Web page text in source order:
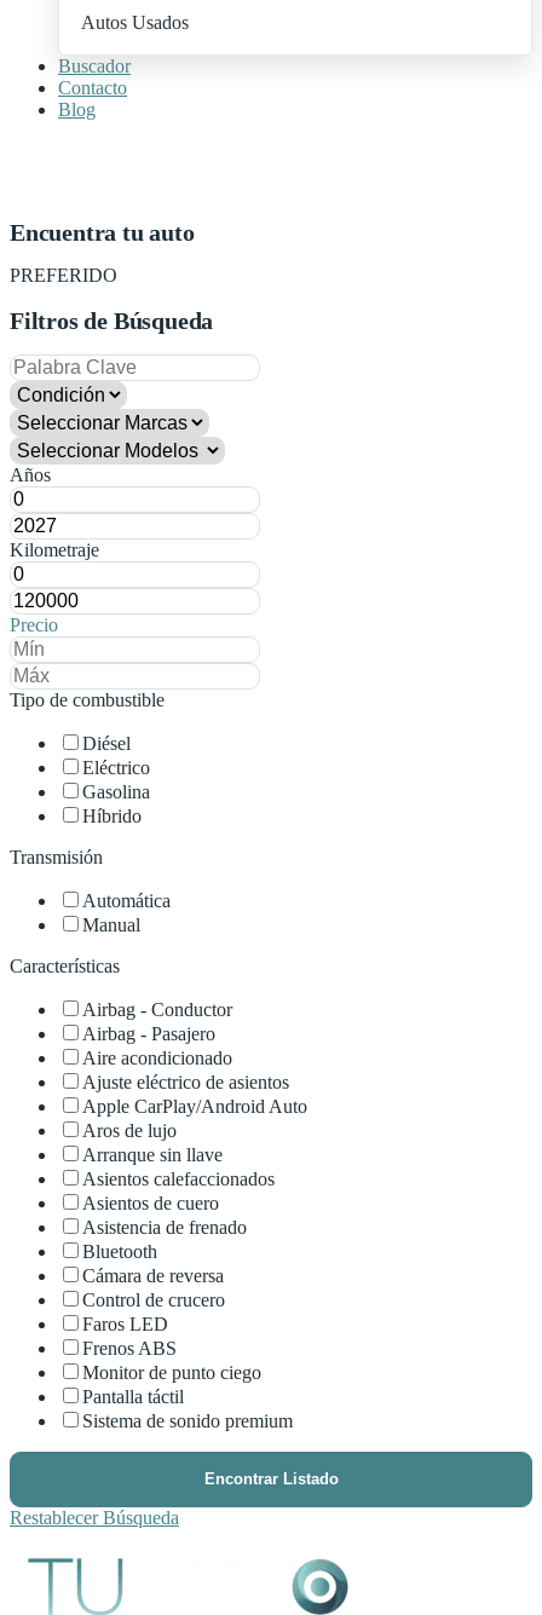
Autos Usados
Buscador
Contacto
Blog
Encuentra tu auto
PREFERIDO
Filtros de Búsqueda
Años
Kilometraje
Precio
Tipo de combustible
Diésel
Eléctrico
Gasolina
Híbrido
Transmisión
Automática
Manual
Características
Airbag - Conductor
Airbag - Pasajero
Aire acondicionado
Ajuste eléctrico de asientos
Apple CarPlay/Android Auto
Aros de lujo
Arranque sin llave
Asientos calefaccionados
Asientos de cuero
Asistencia de frenado
Bluetooth
Cámara de reversa
Control de crucero
Faros LED
Frenos ABS
Monitor de punto ciego
Pantalla táctil
Sistema de sonido premium
Encontrar Listado
Restablecer Búsqueda